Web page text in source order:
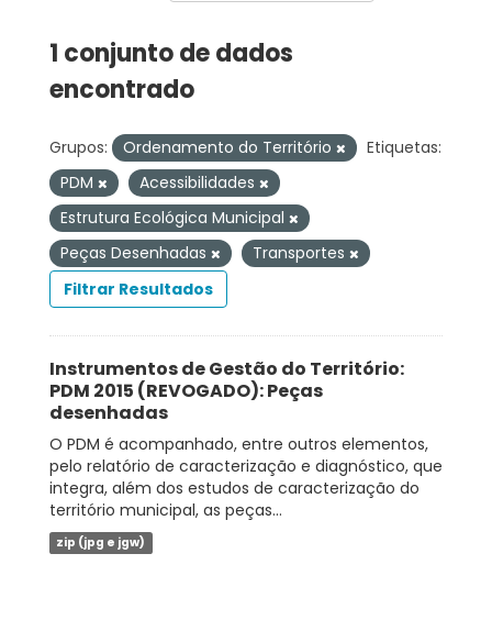
1 conjunto de dados
encontrado
Grupos: Ordenamento do Território
Etiquetas:
PDM
Acessibilidades
Estrutura Ecológica Municipal
Peças Desenhadas
Transportes
Filtrar Resultados
Instrumentos de Gestão do Território:
PDM 2015 (REVOGADO): Peças
desenhadas
O PDM é acompanhado, entre outros elementos,
pelo relatório de caracterização e diagnóstico, que
integra, além dos estudos de caracterização do
território municipal, as peças...
zip (jpg e jgw)